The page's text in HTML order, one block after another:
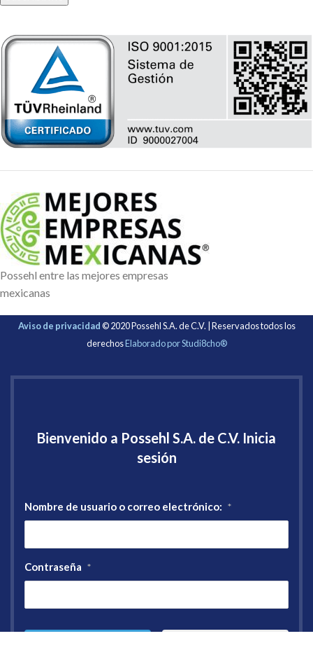
Possehl entre las mejores empresas
mexicanas
Aviso de privacidad© 2020 Possehl S.A. de C.V. | Reservados todos los
derechosElaborado por Studi8cho®
Bienvenido a Possehl S.A. de C.V. Inicia
sesión
Nombre de usuario o correo electrónico: *
Contraseña *